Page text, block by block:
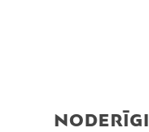
NODERĪGI